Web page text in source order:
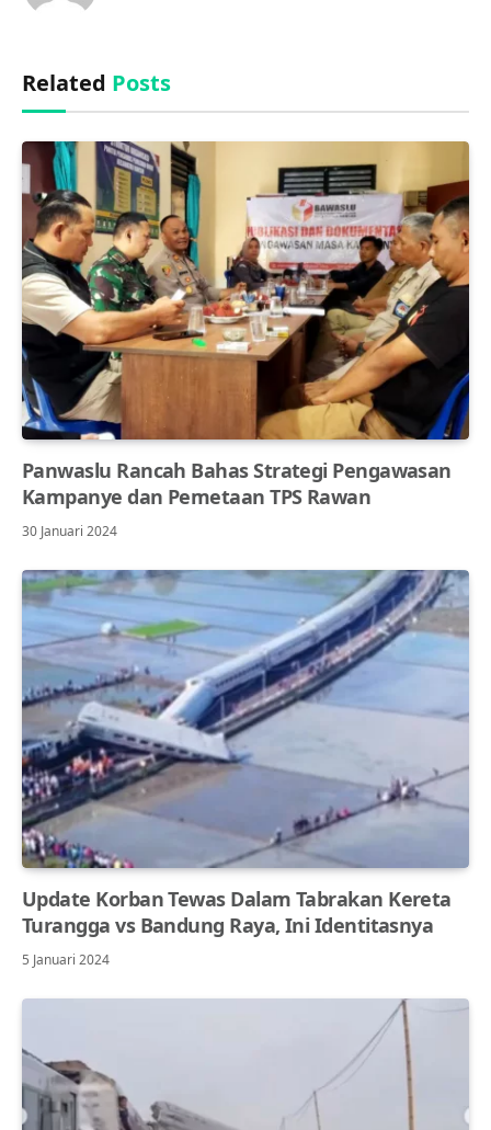
Related Posts
Panwaslu Rancah Bahas Strategi Pengawasan
Kampanye dan Pemetaan TPS Rawan
30 Januari 2024
Update Korban Tewas Dalam Tabrakan Kereta
Turangga vs Bandung Raya, Ini Identitasnya
5 Januari 2024